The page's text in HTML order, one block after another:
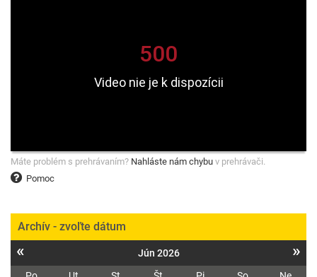
Pomoc
Máte problém s prehrávaním? Nahláste nám chybu v prehrávači.
Archív - zvoľte dátum
« Jún 2026 »